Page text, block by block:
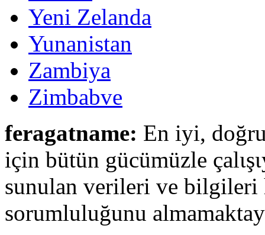
Yeni Zelanda
Yunanistan
Zambiya
Zimbabve
feragatname: En iyi,
için bütün gücümüzle
sunulan verileri ve bilgileri
sorumluluğunu